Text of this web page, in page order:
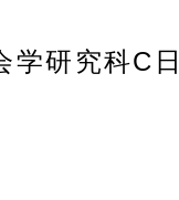
研究科C日